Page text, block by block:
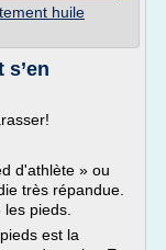
huile
d'athlète » ou
très répandue.
pieds.
est la